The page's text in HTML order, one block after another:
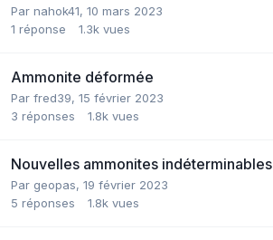
Par nahok41, 10 mars 2023
1 réponse 1.3k vues
Ammonite déformée
Par fred39, 15 février 2023
3 réponses 1.8k vues
Nouvelles ammonites indéterminables
Par geopas, 19 février 2023
5 réponses 1.8k vues